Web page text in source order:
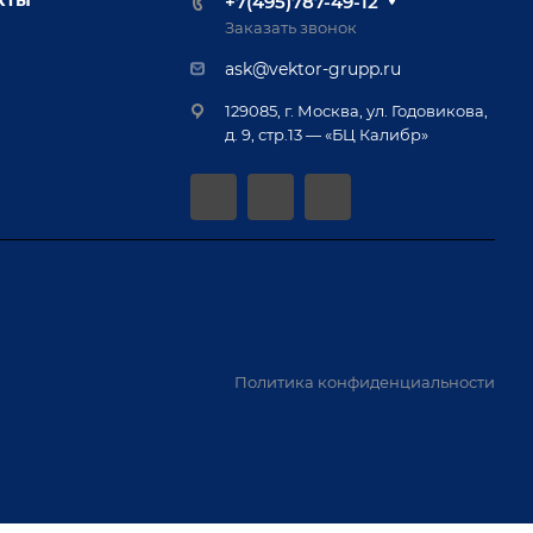
Заказать звонок
ask@vektor-grupp.ru
129085, г. Москва, ул. Годовикова,
д. 9, стр.13 — «БЦ Калибр»
Политика конфиденциальности